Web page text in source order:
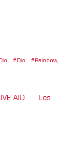
, Dio, Rainbow,
AID
Los